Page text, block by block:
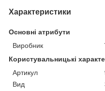
Характеристики
Основні атрибути
Виробник
Користувальницькі
Артикул
Вид